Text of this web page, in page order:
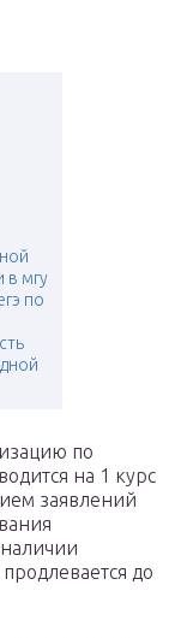
в мгу
по
по
на 1 курс
заявлений
наличии
до